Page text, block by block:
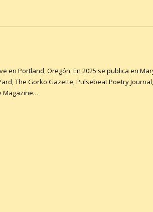
en Portland, Oregón. En 2025 se publica en
The Gorko Gazette, Pulsebeat Poetry
Magazine…